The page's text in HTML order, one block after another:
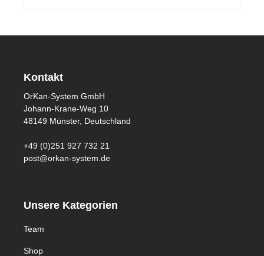
alle, die Wert auf eine ordentliche und
strukturierte Aufbewahrung ihrer Schlüssel
legen. Hol dir den OrKan Schlüsselanhänger
jetzt und erleichtere dir das Leben mit einem
organisierten Schlüsselbund!
Kontakt
OrKan-System GmbH
Johann-Krane-Weg 10
48149 Münster, Deutschland
+49 (0)251 927 732 21
post@orkan-system.de
Unsere Kategorien
Team
Shop